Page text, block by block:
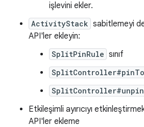
işlevini ekler.
ActivityStack sabitlemeyi
API'ler ekleyin:
SplitPinRule sınıf
Etkileşimli ayırıcıyı
API'ler ekleme